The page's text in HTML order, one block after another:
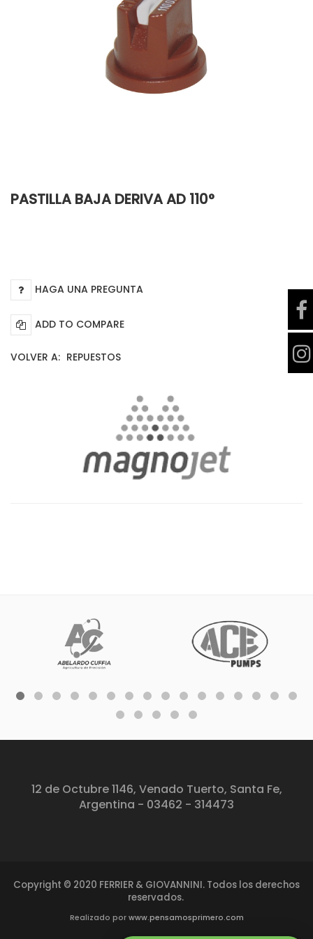
PASTILLA BAJA DERIVA AD 110°
HAGA UNA PREGUNTA
ADD TO COMPARE
VOLVER A: REPUESTOS
12 de Octubre 1146, Venado Tuerto, Santa Fe,
Argentina - 03462 - 314473
Copyright © 2020 FERRIER & GIOVANNINI. Todos los derechos
reservados.
Realizado por www.pensamosprimero.com